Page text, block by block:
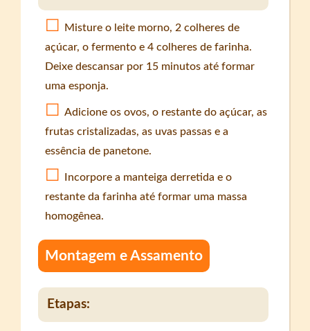
Misture o leite morno, 2 colheres de
açúcar, o fermento e 4 colheres de farinha.
Deixe descansar por 15 minutos até formar
uma esponja.
Adicione os ovos, o restante do açúcar, as
frutas cristalizadas, as uvas passas e a
essência de panetone.
Incorpore a manteiga derretida e o
restante da farinha até formar uma massa
homogênea.
Montagem e Assamento
Etapas: